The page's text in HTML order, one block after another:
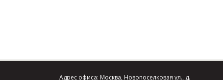
Адрес офиса: Москва, Новопоселковая ул., д.